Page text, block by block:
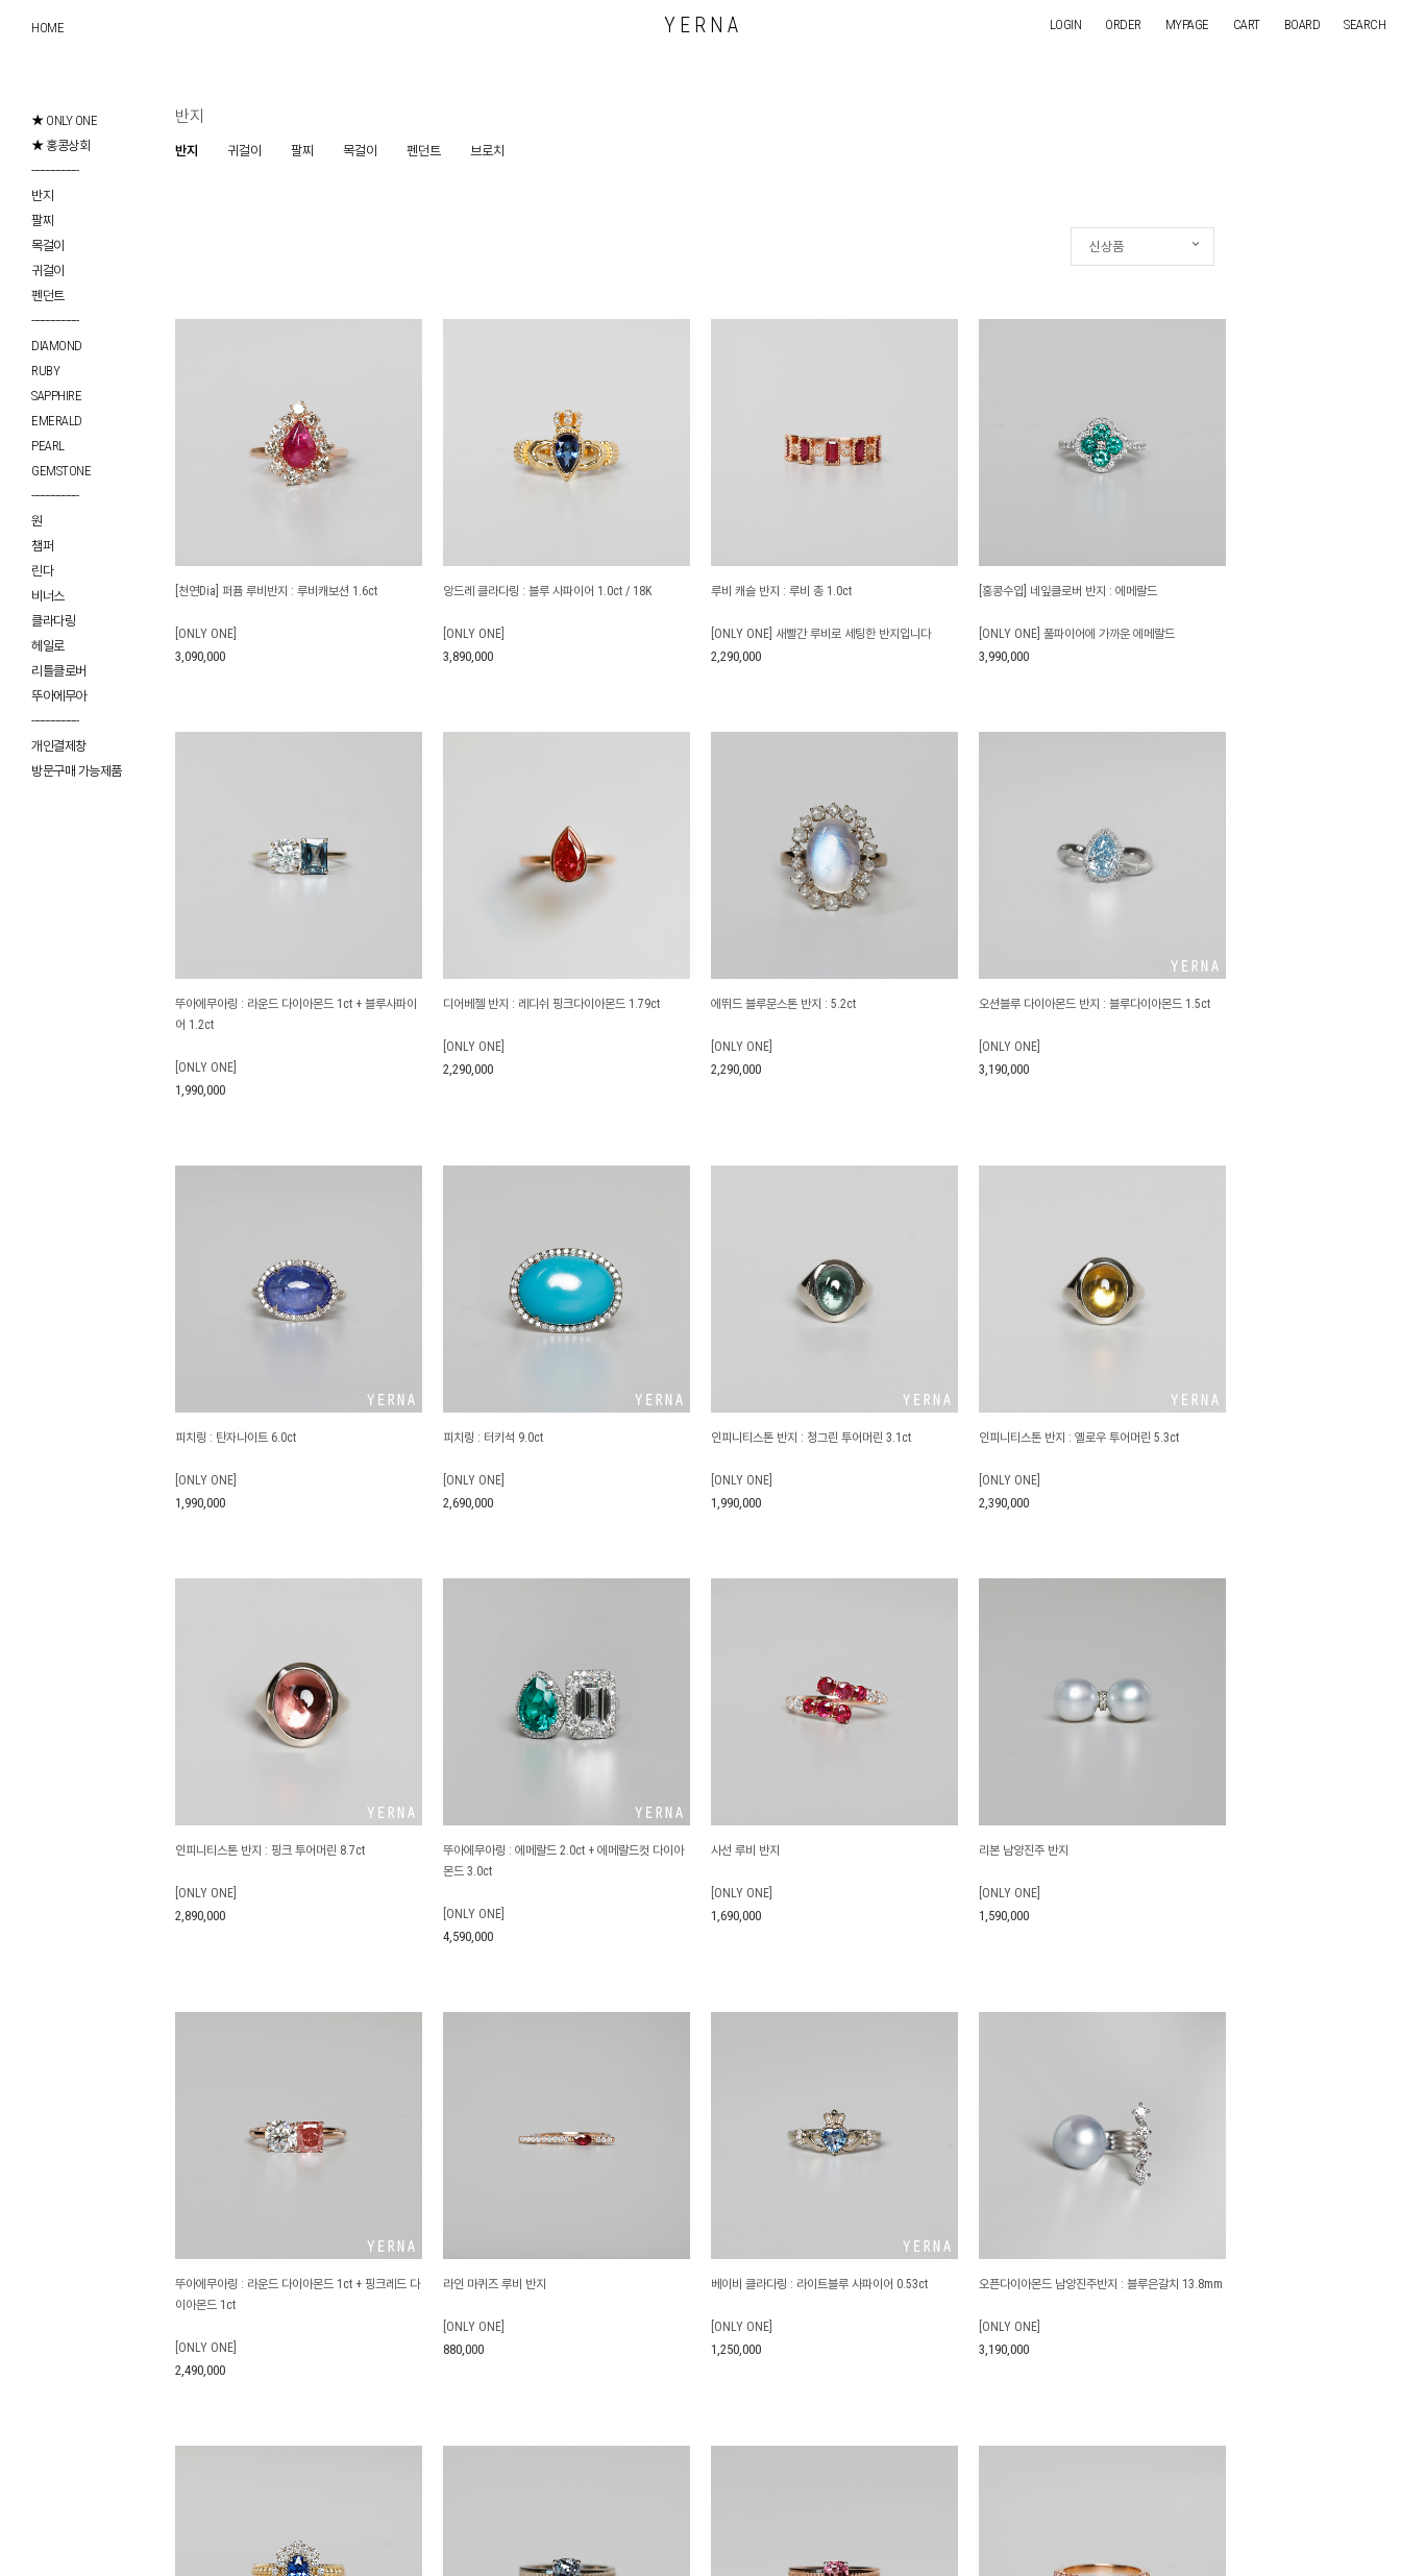
HOME
★ ONLY ONE
★ 홍콩상회
------------------
반지
팔찌
목걸이
귀걸이
펜던트
------------------
DIAMOND
RUBY
SAPPHIRE
EMERALD
PEARL
GEMSTONE
------------------
원
챔퍼
린다
비너스
클라다링
헤일로
리틀클로버
뚜아에무아
------------------
개인결제창
방문구매 가능제품
Y E R N A LOGIN ORDER MYPAGE CART BOARD SEARCH
반지
반지 귀걸이 팔찌 목걸이 펜던트 브로치
신상품
인기순
높은가격
제조사
[천연Dia] 퍼퓸 루비반지 : 루비캐보션 1.6ct
[ONLY ONE]
3,090,000
앙드레 클라다링 : 블루 사파이어 1.0ct / 18K
[ONLY ONE]
3,890,000
루비 캐슬 반지 : 루비 총 1.0ct
[ONLY ONE] 새빨간 루비로 세팅한 반지입니다
2,290,000
[홍콩수입] 네잎클로버 반지 : 에메랄드
[ONLY ONE] 풀파이어에 가까운 에메랄드
3,990,000
뚜아에무아링 : 라운드 다이아몬드 1ct + 블루사파이
어 1.2ct
[ONLY ONE]
1,990,000
디어베젤 반지 : 레디쉬 핑크다이아몬드 1.79ct
[ONLY ONE]
2,290,000
에뛰드 블루문스톤 반지 : 5.2ct
[ONLY ONE]
2,290,000
오션블루 다이아몬드 반지 : 블루다이아몬드 1.5ct
[ONLY ONE]
3,190,000
피치링 : 탄자나이트 6.0ct
[ONLY ONE]
1,990,000
피치링 : 터키석 9.0ct
[ONLY ONE]
2,690,000
인피니티스톤 반지 : 청그린 투어머린 3.1ct
[ONLY ONE]
1,990,000
인피니티스톤 반지 : 옐로우 투어머린 5.3ct
[ONLY ONE]
2,390,000
인피니티스톤 반지 : 핑크 투어머린 8.7ct
[ONLY ONE]
2,890,000
뚜아에무아링 : 에메랄드 2.0ct + 에메랄드컷 다이아
몬드 3.0ct
[ONLY ONE]
4,590,000
사선 루비 반지
[ONLY ONE]
1,690,000
리본 남양진주 반지
[ONLY ONE]
1,590,000
뚜아에무아링 : 라운드 다이아몬드 1ct + 핑크레드 다
이아몬드 1ct
[ONLY ONE]
2,490,000
라인 마퀴즈 루비 반지
[ONLY ONE]
880,000
베이비 클라다링 : 라이트블루 사파이어 0.53ct
[ONLY ONE]
1,250,000
오픈다이아몬드 남양진주반지 : 블루은갈치 13.8mm
[ONLY ONE]
3,190,000